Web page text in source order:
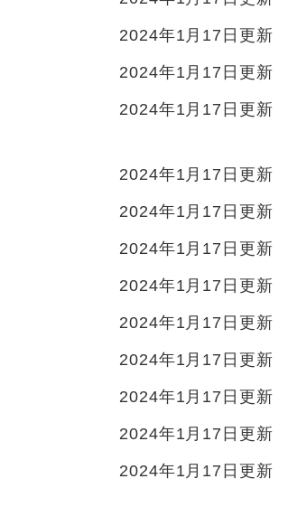
2024年1月17日更新
2024年1月17日更新
2024年1月17日更新
2024年1月17日更新
2024年1月17日更新
2024年1月17日更新
2024年1月17日更新
2024年1月17日更新
2024年1月17日更新
2024年1月17日更新
2024年1月17日更新
2024年1月17日更新